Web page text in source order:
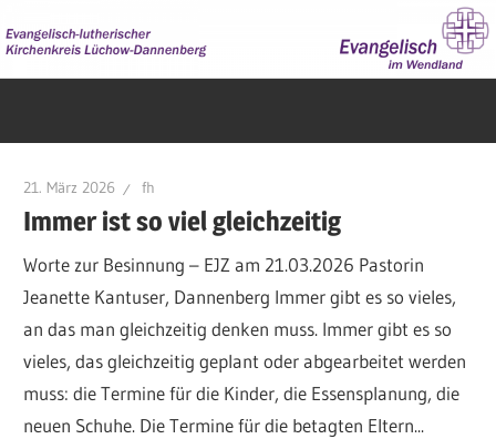
Inhalt
springen
21. März 2026 fh
Immer ist so viel gleichzeitig
Worte zur Besinnung – EJZ am 21.03.2026 Pastorin
Jeanette Kantuser, Dannenberg Immer gibt es so vieles,
an das man gleichzeitig denken muss. Immer gibt es so
vieles, das gleichzeitig geplant oder abgearbeitet werden
muss: die Termine für die Kinder, die Essensplanung, die
neuen Schuhe. Die Termine für die betagten Eltern...